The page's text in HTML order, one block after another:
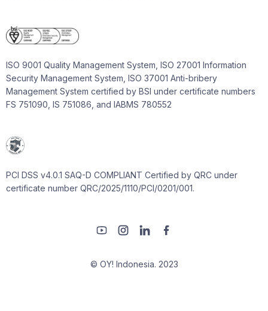
ISO 9001 Quality Management System, ISO 27001 Information
Security Management System, ISO 37001 Anti-bribery
Management System certified by BSI under certificate numbers
FS 751090, IS 751086, and IABMS 780552
PCI DSS v4.0.1 SAQ-D COMPLIANT Certified by QRC under
certificate number QRC/2025/1110/PCI/0201/001.
© OY! Indonesia. 2023